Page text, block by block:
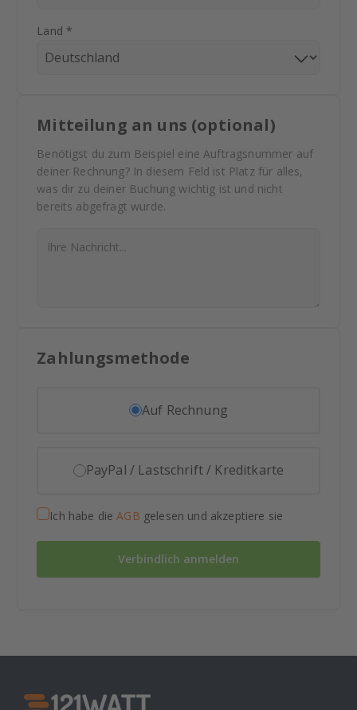
Land *
Mitteilung an uns (optional)
Benötigst du zum Beispiel eine Auftragsnummer auf
deiner Rechnung? In diesem Feld ist Platz für alles,
was dir zu deiner Buchung wichtig ist und nicht
bereits abgefragt wurde.
Zahlungsmethode
Auf Rechnung
PayPal / Lastschrift / Kreditkarte
Ich habe dieAGB gelesen und akzeptiere sie
Verbindlich anmelden